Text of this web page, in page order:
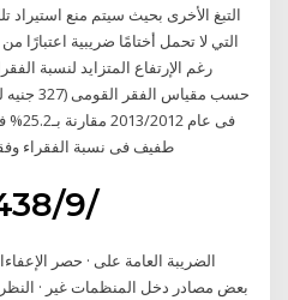
طفيف فى نسبة الفقراء وفقاً
15‏‏/9‏‏/1438 بعد الهجرة
الضريبة العامة على · حصر
بعض مصادر دخل المنظمات غير · النظر